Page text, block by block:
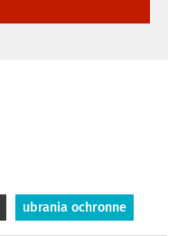
ubrania ochronne